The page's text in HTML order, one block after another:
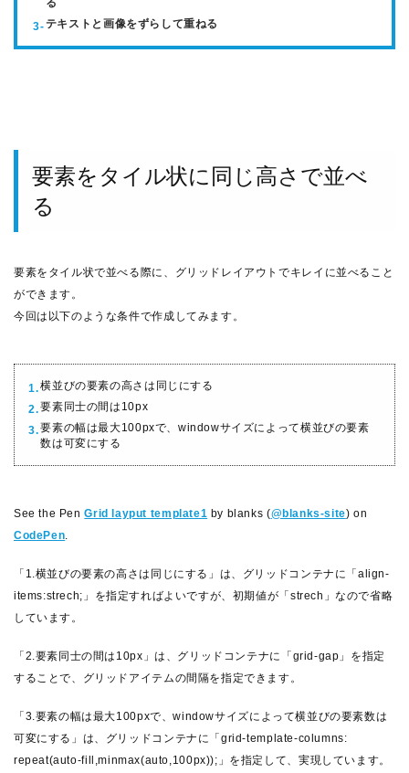
る
テキストと画像をずらして重ねる
要素をタイル状に同じ高さで並べ
る
要素をタイル状で並べる際に、グリッドレイアウトでキレイに並べること
ができます。
今回は以下のような条件で作成してみます。
横並びの要素の高さは同じにする
要素同士の間は10px
要素の幅は最大100pxで、windowサイズによって横並びの要素
数は可変にする
See the PenGrid layput template1 by blanks (@blanks-site) on
CodePen.
「1.横並びの要素の高さは同じにする」は、グリッドコンテナに「align-
items:strech;」を指定すればよいですが、初期値が「strech」なので省略
しています。
「2.要素同士の間は10px」は、グリッドコンテナに「grid-gap」を指定
することで、グリッドアイテムの間隔を指定できます。
「3.要素の幅は最大100pxで、windowサイズによって横並びの要素数は
可変にする」は、グリッドコンテナに「grid-template-columns:
repeat(auto-fill,minmax(auto,100px));」を指定して、実現しています。